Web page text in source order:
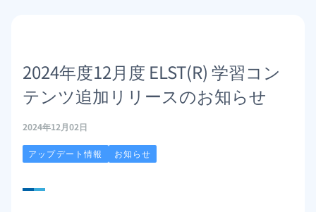
個人情報保護方針
2024年度12月度 ELST(R) 学習コン
テンツ追加リリースのお知らせ
2024年12月02日
アップデート情報 お知らせ